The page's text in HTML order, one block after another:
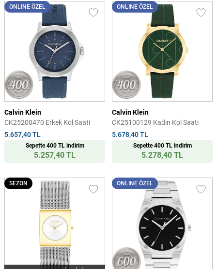
ONLINE ÖZEL
Calvin Klein
CK25200470 Erkek Kol Saati
5.657,40 TL
Sepette 400 TL indirim
5.257,40 TL
ONLINE ÖZEL
Calvin Klein
CK25100129 Kadın Kol Saati
5.678,40 TL
Sepette 400 TL indirim
5.278,40 TL
SEZON ONLINE ÖZEL